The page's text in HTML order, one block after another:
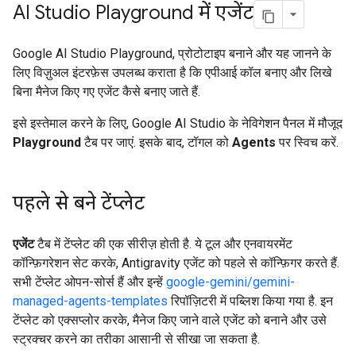
AI Studio Playground में एजेंट
Google AI Studio Playground, प्रोटोटाइप बनाने और यह जानने के
लिए विज़ुअल इंटरफ़ेस उपलब्ध कराता है कि एपीआई कॉल बनाए और लिखे
बिना मैनेज किए गए एजेंट कैसे बनाए जाते हैं.
इसे इस्तेमाल करने के लिए, Google AI Studio के नेविगेशन पैनल में मौजूद
Playgroundटैब पर जाएं. इसके बाद, टॉगल को Agents पर स्विच करें.
पहले से बने टेंप्लेट
एजेंटटैब में टेंप्लेट की एक सीरीज़ होती है. ये टूल और एनवायरमेंट
कॉन्फ़िगरेशन सेट करके, Antigravity एजेंट को पहले से कॉन्फ़िगर करते हैं.
सभी टेंप्लेट ओपन-सोर्स हैं और इन्हें google-gemini/gemini-
managed-agents-templates रिपॉज़िटरी में पब्लिश किया गया है. इन
टेंप्लेट को एक्सप्लोर करके, मैनेज किए जाने वाले एजेंट को बनाने और उसे
स्ट्रक्चर करने का तरीका आसानी से सीखा जा सकता है.